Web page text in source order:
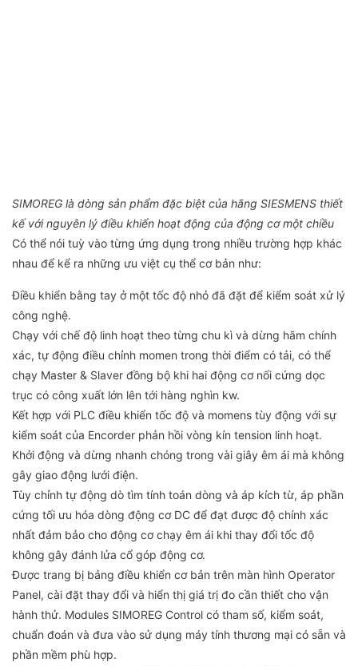
SIMOREG là dòng sản phẩm đặc biệt của hãng SIESMENS thiết
kế với nguyên lý điều khiển hoạt động của động cơ một chiều
Có thể nói tuỳ vào từng ứng dụng trong nhiều trường hợp khác
nhau để kể ra những ưu việt cụ thể cơ bản như:
Điều khiển bằng tay ở một tốc độ nhỏ đã đặt để kiểm soát xử lý
công nghệ.
Chạy với chế độ linh hoạt theo từng chu kì và dừng hãm chính
xác, tự động điều chỉnh momen trong thời điểm có tải, có thể
chạy Master & Slaver đồng bộ khi hai động cơ nối cứng dọc
trục có công xuất lớn lên tới hàng nghìn kw.
Kết hợp với PLC điều khiển tốc độ và momens tùy động với sự
kiểm soát của Encorder phản hồi vòng kín tension linh hoạt.
Khởi động và dừng nhanh chóng trong vài giây êm ái mà không
gây giao động lưới điện.
Tùy chỉnh tự động dò tìm tính toán dòng và áp kích từ, áp phần
cứng tối ưu hóa dòng động cơ DC để đạt được độ chính xác
nhất đảm bảo cho động cơ chạy êm ái khi thay đổi tốc độ
không gây đánh lửa cổ góp động cơ.
Được trang bị bảng điều khiển cơ bản trên màn hình Operator
Panel, cài đặt thay đổi và hiển thị giá trị đo cần thiết cho vận
hành thử. Modules SIMOREG Control có tham số, kiểm soát,
chuẩn đoán và đưa vào sử dụng máy tính thương mại có sẵn và
phần mềm phù hợp.